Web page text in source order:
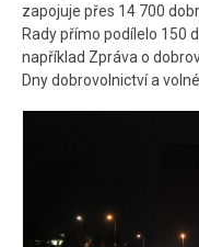
zapojuje přes 14 700
Rady přímo podílelo 150
například Zpráva o
Dny dobrovolnictví a